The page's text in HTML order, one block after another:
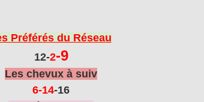
Préférés du Réseau
12-2-9
Les chevux à suiv
6-14-16